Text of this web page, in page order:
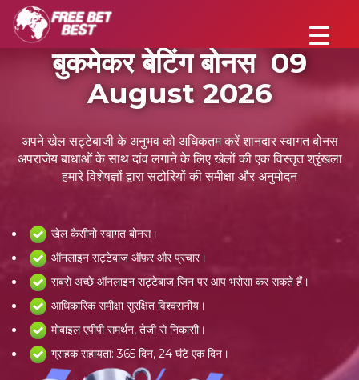
बुकमेकर बेटिंग बोनस 09
August 2026
अपने खेल सट्टेबाजी के अनुभव को अधिकतम करें शानदार स्वागत बोनस
अपराजेय बाधाओं के साथ दांव लगाने के लिए खेलों की एक विस्तृत श्रृंखला
हमारे विशेषज्ञों द्वारा सटोरियों की समीक्षा और अनुमोदन
खेल कैसीनो स्वागत बोनस।
ऑनलाइन सट्टेबाज ऑफ़र और प्रचार।
सबसे अच्छे ऑनलाइन सट्टेबाज जिन पर आप भरोसा कर सकते हैं।
आधिकारिक समीक्षा सुरक्षित विश्वसनीय।
मोबाइल एपीपी समर्थन, तेजी से निकासी।
ग्राहक सहायता: 365 दिन, 24 घंटे एक दिन।